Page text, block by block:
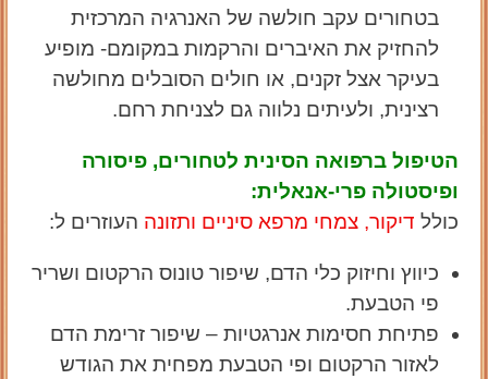
בטחורים עקב חולשה של האנרגיה המרכזית
להחזיק את האיברים והרקמות במקומם- מופיע
בעיקר אצל זקנים, או חולים הסובלים מחולשה
רצינית, ולעיתים נלווה גם לצניחת רחם.
הטיפול ברפואה הסינית לטחורים, פיסורה
ופיסטולה פרי-אנאלית:
כולל דיקור, צמחי מרפא סיניים ותזונה העוזרים ל:
כיווץ וחיזוק כלי הדם, שיפור טונוס הרקטום ושריר
פי הטבעת.
פתיחת חסימות אנרגטיות – שיפור זרימת הדם
לאזור הרקטום ופי הטבעת מפחית את הגודש